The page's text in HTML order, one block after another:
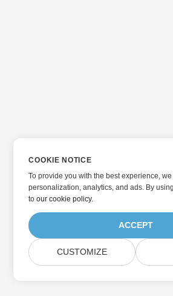
COOKIE NOTICE
To provide you with the best experience,
personalization, analytics, and ads. By
toour cookie policy.
ACCEPT
CUSTOMIZE